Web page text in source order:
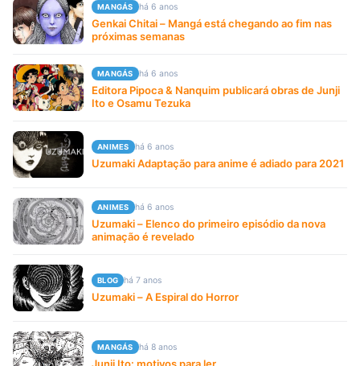
MANGÁS há 6 anos
Genkai Chitai – Mangá está chegando ao fim nas
próximas semanas
MANGÁS há 6 anos
Editora Pipoca & Nanquim publicará obras de Junji
Ito e Osamu Tezuka
ANIMES há 6 anos
Uzumaki Adaptação para anime é adiado para 2021
ANIMES há 6 anos
Uzumaki – Elenco do primeiro episódio da nova
animação é revelado
BLOG há 7 anos
Uzumaki – A Espiral do Horror
MANGÁS há 8 anos